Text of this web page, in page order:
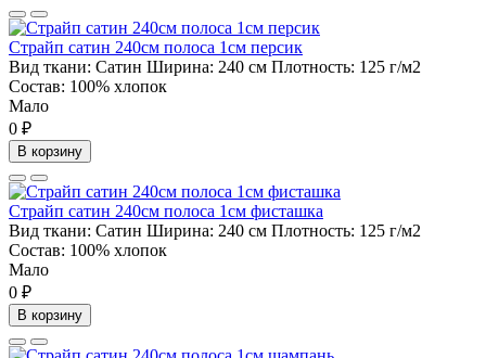
Страйп сатин 240см полоса 1см персик
Вид ткани: Сатин Ширина: 240 см Плотность: 125 г/м2
Состав: 100% хлопок
Мало
0 ₽
В корзину
Страйп сатин 240см полоса 1см фисташка
Вид ткани: Сатин Ширина: 240 см Плотность: 125 г/м2
Состав: 100% хлопок
Мало
0 ₽
В корзину